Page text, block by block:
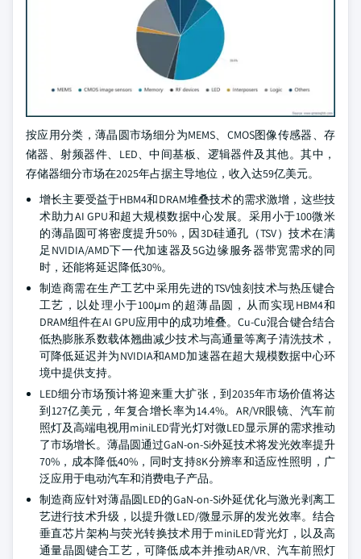
按应用分类，薄晶圆市场细分为MEMS、CMOS图像传感器、存
储器、射频器件、LED、中间基板、逻辑器件及其他。其中，
存储器细分市场在2025年占据主导地位，收入达59亿美元。
增长主要受益于HBM4和DRAM堆叠技术的需求激增，这些技
术助力AI GPU和超大规模数据中心发展。采用小于100微米
的薄晶圆可将密度提升50%，因3D硅通孔（TSV）技术在满
足NVIDIA/AMD下一代加速器及5G边缘服务器带宽需求的同
时，还能将延迟降低30%。
制造商需在生产工艺中采用先进的TSV蚀刻技术与热压键合
工艺，以处理小于100μm的超薄晶圆，从而实现HBM4和
DRAM组件在AI GPU应用中的成功堆叠。Cu-Cu混合键合结合
低热膨胀系数载体翘曲减少技术与高通量等离子清洗技术，
可降低延迟并为NVIDIA和AMD加速器在超大规模数据中心环
境中提供支持。
LED细分市场预计将迎来重大扩张，到2035年市场价值将达
到127亿美元，年复合增长率为14.4%。AR/VR眼镜、汽车前
照灯及高端电视用miniLED背光灯对微LED显示屏的需求推动
了市场增长。薄晶圆通过GaN-on-Si外延技术将发光效率提升
70%，成本降低40%，同时支持8K分辨率和适应性照明，广
泛应用于电动汽车和消费电子产品。
制造商应针对薄晶圆LED的GaN-on-Si外延优化与激光剥离工
艺进行技术升级，以提升微LED/微显示屏的发光效率。结合
垂直芯片架构与荧光转换技术用于miniLED背光灯，以及高
通量晶圆键合工艺，可降低成本并推动AR/VR、汽车前照灯